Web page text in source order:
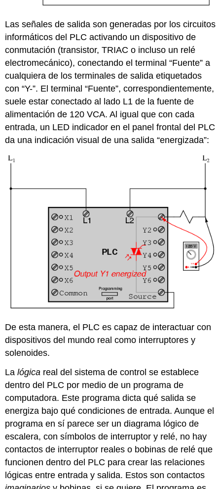
Las señales de salida son generadas por los circuitos
informáticos del PLC activando un dispositivo de
conmutación (transistor, TRIAC o incluso un relé
electromecánico), conectando el terminal “Fuente” a
cualquiera de los terminales de salida etiquetados
con “Y-”. El terminal “Fuente”, correspondientemente,
suele estar conectado al lado L1 de la fuente de
alimentación de 120 VCA. Al igual que con cada
entrada, un LED indicador en el panel frontal del PLC
da una indicación visual de una salida “energizada”:
De esta manera, el PLC es capaz de interactuar con
dispositivos del mundo real como interruptores y
solenoides.
Lalógica real del sistema de control se establece
dentro del PLC por medio de un programa de
computadora. Este programa dicta qué salida se
energiza bajo qué condiciones de entrada. Aunque el
programa en sí parece ser un diagrama lógico de
escalera, con símbolos de interruptor y relé, no hay
contactos de interruptor reales o bobinas de relé que
funcionen dentro del PLC para crear las relaciones
lógicas entre entrada y salida. Estos son contactos